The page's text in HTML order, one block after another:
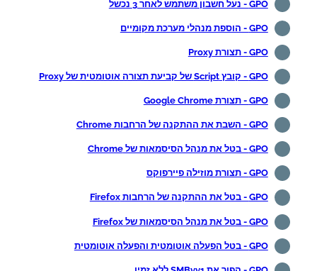
GPO - נעל חשבון משתמש לאחר 3 נכשל
GPO - הוספת מנהלי מערכת מקומיים
GPO - תצורת Proxy
GPO - קובץ Script של קביעת תצורה אוטומטית של Proxy
GPO - תצורת Google Chrome
GPO - השבת את ההתקנה של הרחבות Chrome
GPO - בטל את מנהל הסיסמאות של Chrome
GPO - תצורת מוזילה פיירפוקס
GPO - בטל את ההתקנה של הרחבות Firefox
GPO - בטל את מנהל הסיסמאות של Firefox
GPO - בטל הפעלה אוטומטית והפעלה אוטומטית